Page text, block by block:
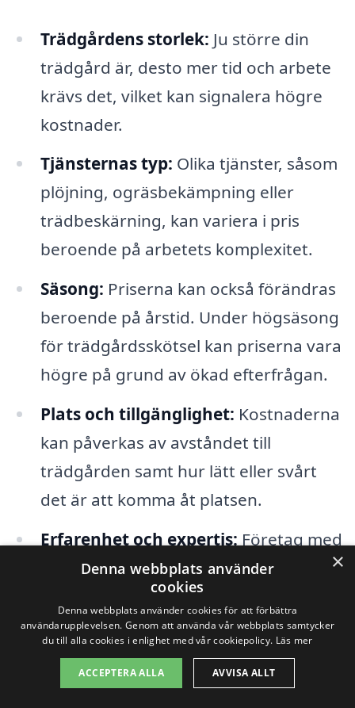
Trädgårdens storlek: Ju större din
trädgård är, desto mer tid och arbete
krävs det, vilket kan signalera högre
kostnader.
Tjänsternas typ: Olika tjänster, såsom
plöjning, ogräsbekämpning eller
trädbeskärning, kan variera i pris
beroende på arbetets komplexitet.
Säsong: Priserna kan också förändras
beroende på årstid. Under högsäsong
för trädgårdsskötsel kan priserna vara
högre på grund av ökad efterfrågan.
Plats och tillgänglighet: Kostnaderna
kan påverkas av avståndet till
trädgården samt hur lätt eller svårt
det är att komma åt platsen.
Erfarenhet och expertis:Företag med
mer erfarenhet och ett gott rykte kan
ta ut högre priser för sina tjänster.
När du letar efter trädgårdsskötsel i
Svappavaara är det viktigt att jämföra
×
Denna webbplats använder
cookies
Denna webbplats använder cookies för att förbättra
användarupplevelsen. Genom att använda vår webbplats samtycker
du till alla cookies i enlighet med vår cookiepolicy. Läs mer
ACCEPTERA ALLA AVVISA ALLT